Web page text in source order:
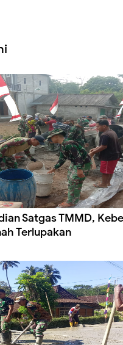
Satgas TMMD,
Terlupakan